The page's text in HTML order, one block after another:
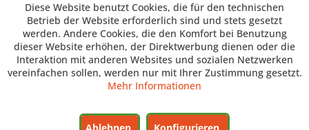
Diese Website benutzt Cookies, die für den technischen
Betrieb der Website erforderlich sind und stets gesetzt
werden. Andere Cookies, die den Komfort bei Benutzung
dieser Website erhöhen, der Direktwerbung dienen oder die
Interaktion mit anderen Websites und sozialen Netzwerken
vereinfachen sollen, werden nur mit Ihrer Zustimmung gesetzt.
Mehr Informationen